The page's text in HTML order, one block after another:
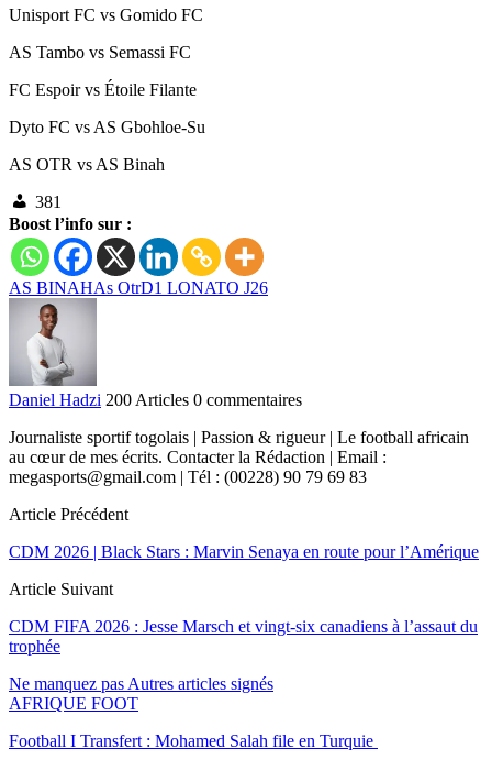
Unisport FC vs Gomido FC
AS Tambo vs Semassi FC
FC Espoir vs Étoile Filante
Dyto FC vs AS Gbohloe-Su
AS OTR vs AS Binah
381
Boost l’info sur :
AS BINAHAs OtrD1 LONATO J26
Daniel Hadzi 200 Articles 0 commentaires
Journaliste sportif togolais | Passion & rigueur | Le football africain
au cœur de mes écrits. Contacter la Rédaction | Email :
megasports@gmail.com | Tél : (00228) 90 79 69 83
Article Précédent
CDM 2026 | Black Stars : Marvin Senaya en route pour l’Amérique
Article Suivant
CDM FIFA 2026 : Jesse Marsch et vingt-six canadiens à l’assaut du
trophée
Ne manquez pas Autres articles signés
AFRIQUE FOOT
Football I Transfert : Mohamed Salah file en Turquie